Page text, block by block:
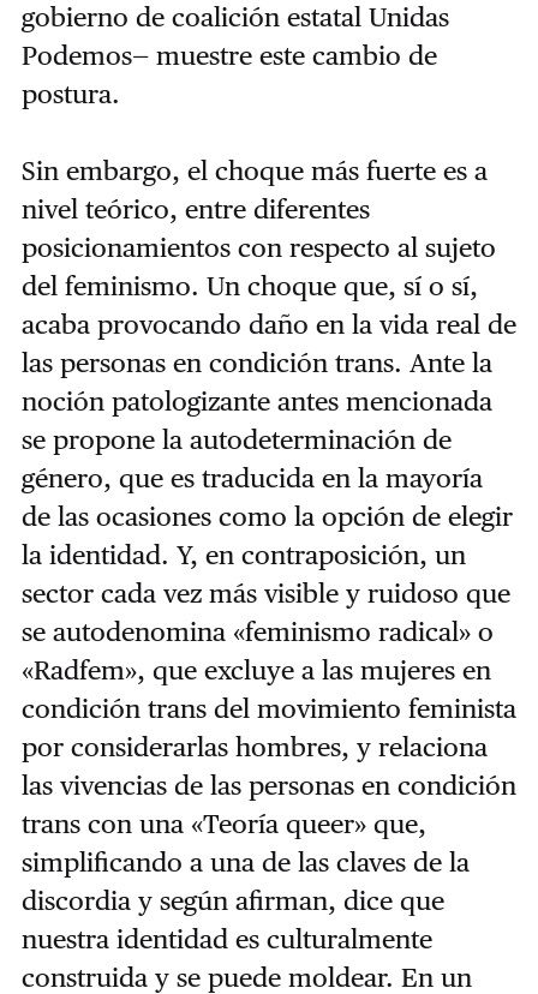
gobierno de coalición estatal Unidas
Podemos— muestre este cambio de
postura.
Sin embargo, el choque más fuerte es a
nivel teórico, entre diferentes
posicionamientos con respecto al sujeto
del feminismo. Un choque que, sí o sí,
acaba provocando daño en la vida real de
las personas en condición trans. Ante la
noción patologizante antes mencionada
se propone la autodeterminación de
género, que es traducida en la mayoría
de las ocasiones como la opción de elegir
la identidad. Y, en contraposición, un
sector cada vez más visible y ruidoso que
se autodenomina «feminismo radical» o
«Radfem», que excluye a las mujeres en
condición trans del movimiento feminista
por considerarlas hombres, y relaciona
las vivencias de las personas en condición
trans con una «Teoría queer» que,
simplificando a una de las claves de la
discordia y según afirman, dice que
nuestra identidad es culturalmente
construida y se puede moldear. En un